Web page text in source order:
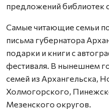
предложений библиотек
Самые читающие семьи
письма губернатора
подарки и книги с
фестиваля. В нынешнем
семей из Архангельска,
Холмогорского,
Мезенского округов.